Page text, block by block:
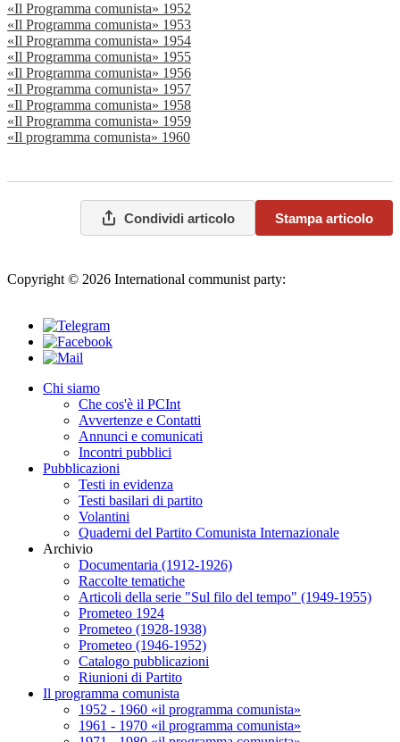
«Il Programma comunista» 1952
«Il Programma comunista» 1953
«Il Programma comunista» 1954
«Il Programma comunista» 1955
«Il Programma comunista» 1956
«Il Programma comunista» 1957
«Il Programma comunista» 1958
«Il Programma comunista» 1959
«Il programma comunista» 1960
Condividi articolo Stampa articolo
Copyright © 2026 International communist party:
Chi siamo
Che cos'è il PCInt
Avvertenze e Contatti
Annunci e comunicati
Incontri pubblici
Pubblicazioni
Testi in evidenza
Testi basilari di partito
Volantini
Quaderni del Partito Comunista Internazionale
Archivio
Documentaria (1912-1926)
Raccolte tematiche
Articoli della serie "Sul filo del tempo" (1949-1955)
Prometeo 1924
Prometeo (1928-1938)
Prometeo (1946-1952)
Catalogo pubblicazioni
Riunioni di Partito
Il programma comunista
1952 - 1960 «il programma comunista»
1961 - 1970 «il programma comunista»